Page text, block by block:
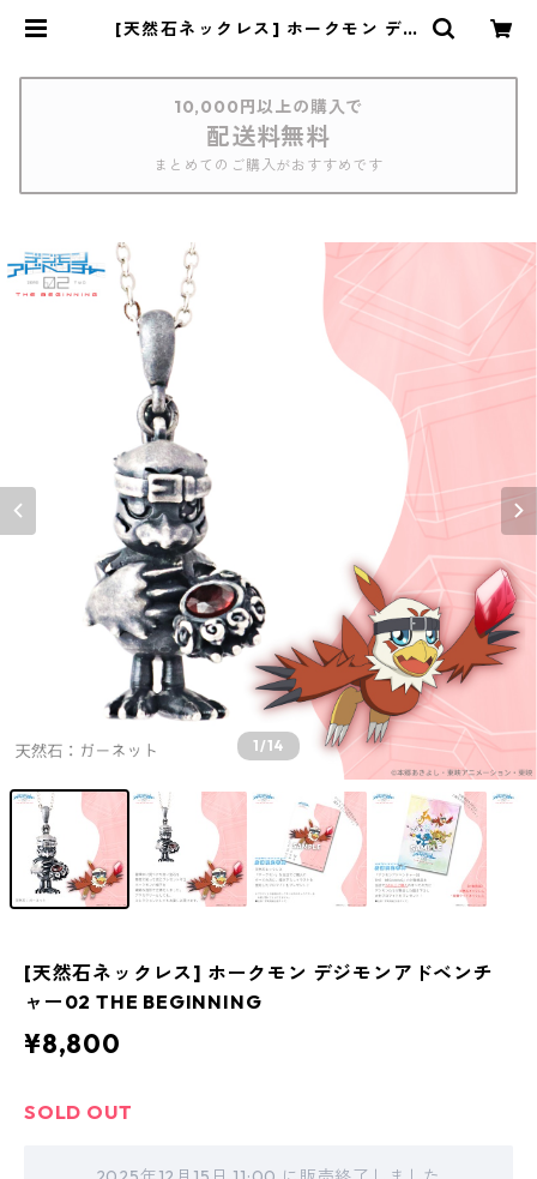
[天然石ネックレス] ホークモン デジ
10,000円以上の購入で
配送料無料
まとめてのご購入がおすすめです
1/14
[天然石ネックレス] ホークモン デジモンアドベンチ
ャー02 THE BEGINNING
¥8,800
SOLD OUT